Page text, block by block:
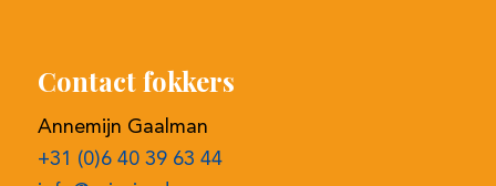
Contact fokkers
Annemijn Gaalman
+31 (0)6 40 39 63 44